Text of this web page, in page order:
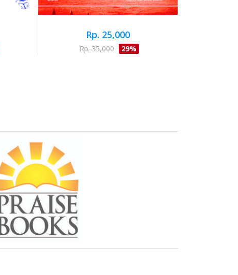
Rp. 25,000
Rp. 35,000 29%